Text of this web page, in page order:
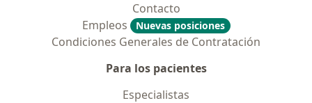
Contacto
Empleos
Nuevas posiciones
Condiciones Generales de Contratación
Para los pacientes
Especialistas